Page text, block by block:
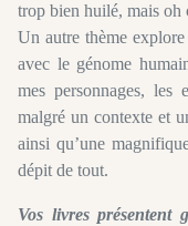
trop bien huilé, mais
Un autre thème
avec le génome
mes personnages,
malgré un contexte et
ainsi qu’une
dépit de tout.
Vos livres présentent